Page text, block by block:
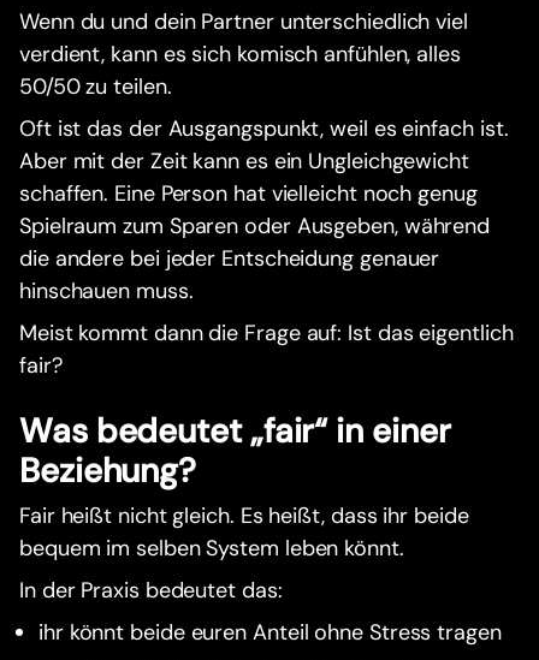
Wenn du und dein Partner unterschiedlich viel
verdient, kann es sich komisch anfühlen, alles
50/50 zu teilen.
Oft ist das der Ausgangspunkt, weil es einfach ist.
Aber mit der Zeit kann es ein Ungleichgewicht
schaffen. Eine Person hat vielleicht noch genug
Spielraum zum Sparen oder Ausgeben, während
die andere bei jeder Entscheidung genauer
hinschauen muss.
Meist kommt dann die Frage auf: Ist das eigentlich
fair?
Was bedeutet „fair“ in einer
Beziehung?
Fair heißt nicht gleich. Es heißt, dass ihr beide
bequem im selben System leben könnt.
In der Praxis bedeutet das:
ihr könnt beide euren Anteil ohne Stress tragen